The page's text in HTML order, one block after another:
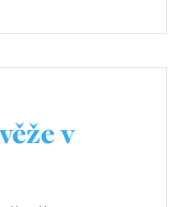
v